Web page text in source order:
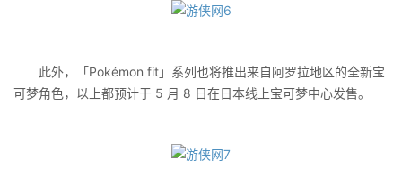
此外，「Pokémon fit」系列也将推出来自阿罗拉地区的全新宝
可梦角色，以上都预计于 5 月 8 日在日本线上宝可梦中心发售。